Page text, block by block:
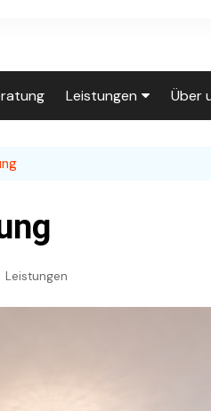
Leistungen Über
Leistungen